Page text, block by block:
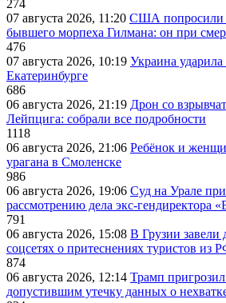
274
07 августа 2026, 11:20 США попросили
бывшего морпеха Гилмана: он при
476
07 августа 2026, 10:19 Украина
Екатеринбурге
686
06 августа 2026, 21:19 Дрон со
Лейпцига: собрали все подробности
1118
06 августа 2026, 21:06 Ребёнок и
урагана в Смоленске
986
06 августа 2026, 19:06 Суд на Урале
рассмотрению дела экс-
791
06 августа 2026, 15:08 В Грузии завели
соцсетях о притеснениях туристов из
874
06 августа 2026, 12:14 Трамп
допустившим утечку данных о